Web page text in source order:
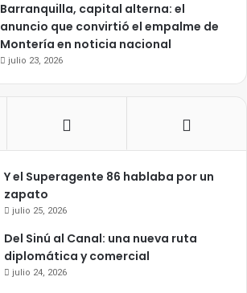
Barranquilla, capital alterna: el
anuncio que convirtió el empalme de
Montería en noticia nacional
julio 23, 2026
Y el Superagente 86 hablaba por un
zapato
julio 25, 2026
Del Sinú al Canal: una nueva ruta
diplomática y comercial
julio 24, 2026